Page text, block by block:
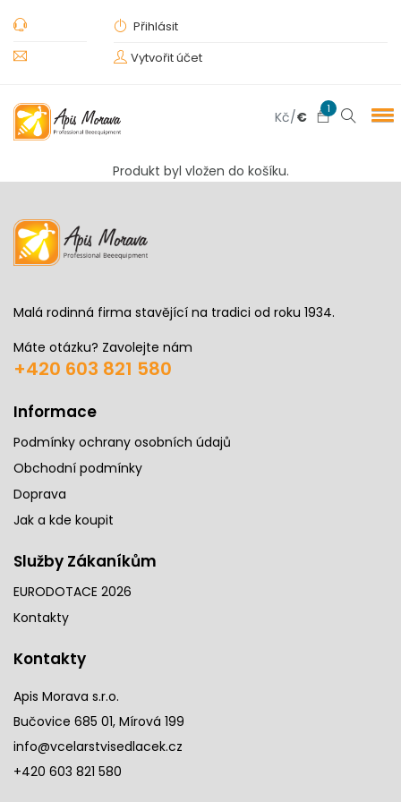
Přihlásit
Vytvořit účet
Kč/€ 1
Produkt byl vložen do košíku.
Malá rodinná firma stavějící na tradici od roku 1934.
Máte otázku? Zavolejte nám
+420 603 821 580
Informace
Podmínky ochrany osobních údajů
Obchodní podmínky
Doprava
Jak a kde koupit
Služby Zákaníkům
EURODOTACE 2026
Kontakty
Kontakty
Apis Morava s.r.o.
Bučovice 685 01, Mírová 199
info@vcelarstvisedlacek.cz
+420 603 821 580